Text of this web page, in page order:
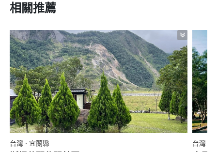
相關推薦
台灣 · 宜蘭縣 台灣 ·